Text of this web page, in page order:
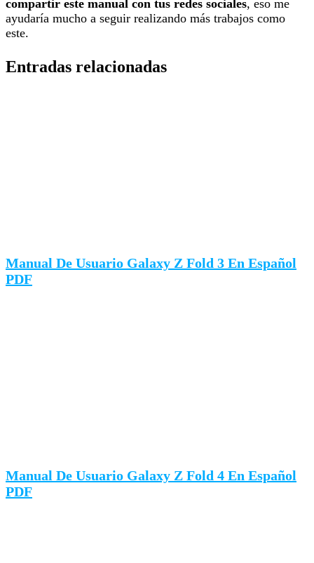
compartir este manual con tus redes sociales, eso me
ayudaría mucho a seguir realizando más trabajos como
este.
Entradas relacionadas
Manual De Usuario Galaxy Z Fold 3 En Español
PDF
Manual De Usuario Galaxy Z Fold 4 En Español
PDF